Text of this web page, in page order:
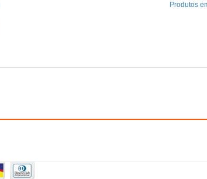
Produtos